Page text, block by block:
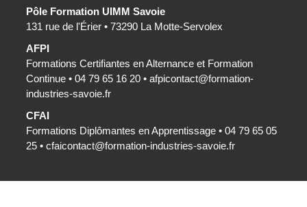
Pôle Formation UIMM Savoie
131 rue de l'Érier • 73290 La Motte-Servolex
AFPI
Formations Certifiantes en Alternance et Formation
Continue • 04 79 65 16 20 • afpicontact@formation-
industries-savoie.fr
CFAI
Formations Diplômantes en Apprentissage • 04 79 65 05
25 • cfaicontact@formation-industries-savoie.fr